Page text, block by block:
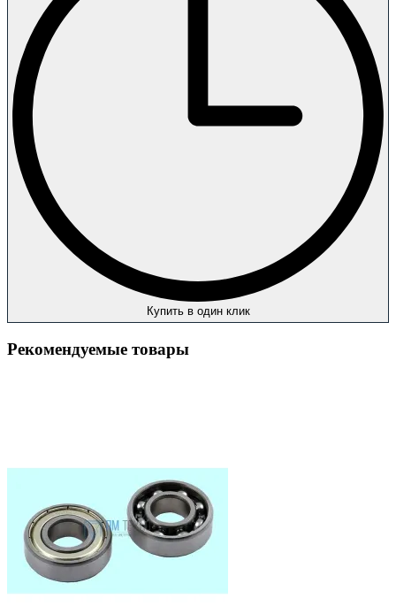
Купить в один клик
Рекомендуемые товары